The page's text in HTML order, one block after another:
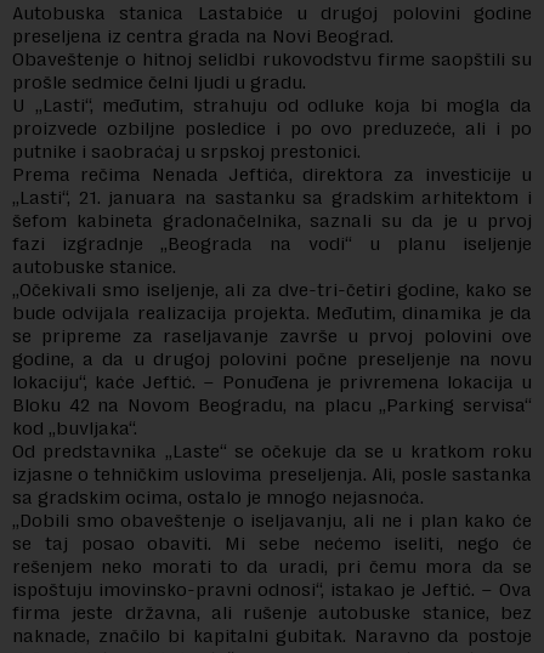
Autobuska stanica Lastabiće u drugoj polovini godine
preseljena iz centra grada na Novi Beograd.
Obaveštenje o hitnoj selidbi rukovodstvu firme saopštili su
prošle sedmice čelni ljudi u gradu.
U „Lasti“, međutim, strahuju od odluke koja bi mogla da
proizvede ozbiljne posledice i po ovo preduzeće, ali i po
putnike i saobraćaj u srpskoj prestonici.
Prema rečima Nenada Jeftića, direktora za investicije u
„Lasti“, 21. januara na sastanku sa gradskim arhitektom i
šefom kabineta gradonačelnika, saznali su da je u prvoj
fazi izgradnje „Beograda na vodi“ u planu iseljenje
autobuske stanice.
„Očekivali smo iseljenje, ali za dve-tri-četiri godine, kako se
bude odvijala realizacija projekta. Međutim, dinamika je da
se pripreme za raseljavanje završe u prvoj polovini ove
godine, a da u drugoj polovini počne preseljenje na novu
lokaciju“, kaće Jeftić. – Ponuđena je privremena lokacija u
Bloku 42 na Novom Beogradu, na placu „Parking servisa“
kod „buvljaka“.
Od predstavnika „Laste“ se očekuje da se u kratkom roku
izjasne o tehničkim uslovima preseljenja. Ali, posle sastanka
sa gradskim ocima, ostalo je mnogo nejasnoća.
„Dobili smo obaveštenje o iseljavanju, ali ne i plan kako će
se taj posao obaviti. Mi sebe nećemo iseliti, nego će
rešenjem neko morati to da uradi, pri čemu mora da se
ispoštuju imovinsko-pravni odnosi“, istakao je Jeftić. – Ova
firma jeste državna, ali rušenje autobuske stanice, bez
naknade, značilo bi kapitalni gubitak. Naravno da postoje